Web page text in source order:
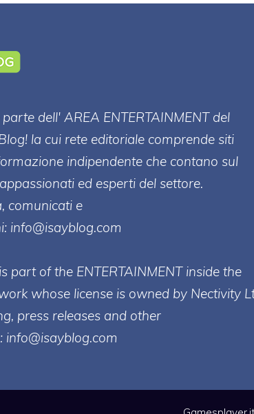
dell' AREA ENTERTAINMENT del
la cui rete editoriale comprende siti
indipendente che contano sul
ed esperti del settore.
comunicati e
info@isayblog.com
part of the ENTERTAINMENT inside the
whose license is owned by Nectivity
press releases and other
info@isayblog.com